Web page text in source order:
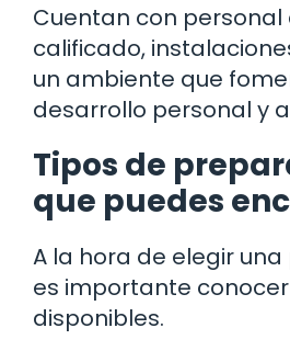
Cuentan con
calificado,
un ambiente que
desarrollo personal y
Tipos de
que puedes
A la hora de elegir
es importante
disponibles.